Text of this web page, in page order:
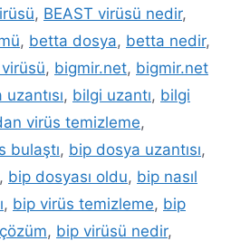
, BEAST virüsü nedir,
, betta dosya, betta nedir,
, bigmir.net, bigmir.net
, bilgi uzantı, bilgi
virüs temizleme,
bulaştı, bip dosya uzantısı,
, bip dosyası oldu, bip nasıl
, bip virüs temizleme, bip
, bip virüsü nedir,